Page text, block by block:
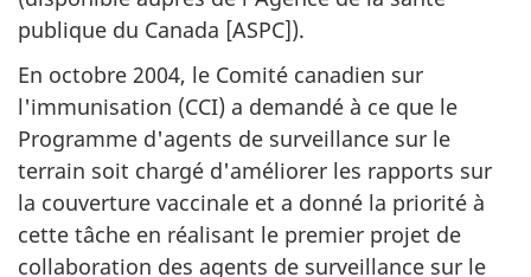
publique du Canada [ASPC]).
En octobre 2004, le Comité canadien sur
l'immunisation (CCI) a demandé à ce que le
Programme d'agents de surveillance sur le
terrain soit chargé d'améliorer les rapports sur
la couverture vaccinale et a donné la priorité à
cette tâche en réalisant le premier projet de
collaboration des agents de surveillance sur le